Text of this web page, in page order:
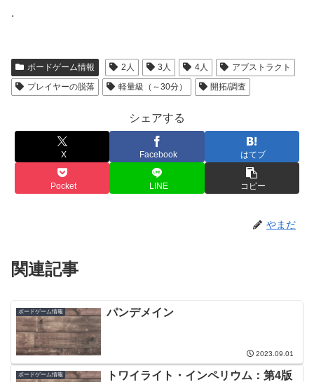
.
ボードゲーム情報 2人 3人 4人
アブストラクト
プレイヤーの脱落
軽量級（～30分） 開拓/調査
シェアする
X Facebook はてブ
Pocket LINE コピー
やまだ
関連記事
ボードゲーム情報 パンデメイン
2023.09.01
ボードゲーム情報
トワイライト・インペリウム：第4版